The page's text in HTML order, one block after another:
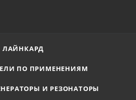
ЛАЙНКАРД
ПО ПРИМЕНЕНИЯМ
И РЕЗОНАТОРЫ